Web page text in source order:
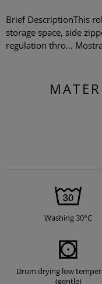
Brief DescriptionThis
storage space, side
regulation thro...
Washing 30°C
Drum drying low
(gentle)